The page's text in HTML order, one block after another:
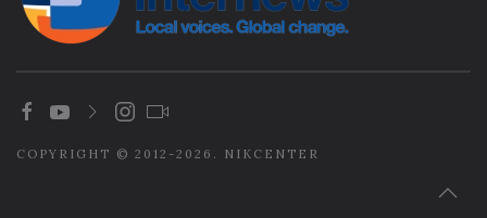
COPYRIGHT © 2012-2026. NIKCENTER